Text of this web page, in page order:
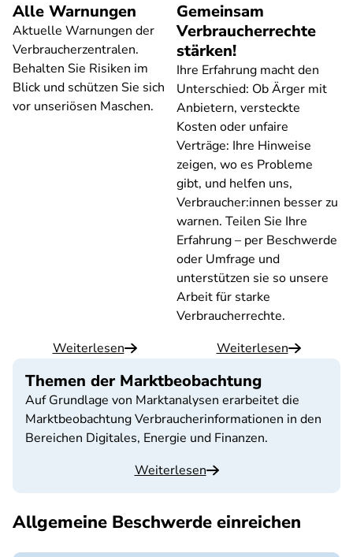
Alle Warnungen
Aktuelle Warnungen der
Verbraucherzentralen.
Behalten Sie Risiken im
Blick und schützen Sie sich
vor unseriösen Maschen.
Weiterlesen
Gemeinsam
Verbraucherrechte
stärken!
Ihre Erfahrung macht den
Unterschied: Ob Ärger mit
Anbietern, versteckte
Kosten oder unfaire
Verträge: Ihre Hinweise
zeigen, wo es Probleme
gibt, und helfen uns,
Verbraucher:innen besser zu
warnen. Teilen Sie Ihre
Erfahrung – per Beschwerde
oder Umfrage und
unterstützen sie so unsere
Arbeit für starke
Verbraucherrechte.
Weiterlesen
Themen der Marktbeobachtung
Auf Grundlage von Marktanalysen erarbeitet die
Marktbeobachtung Verbraucherinformationen in den
Bereichen Digitales, Energie und Finanzen.
Weiterlesen
Allgemeine Beschwerde einreichen